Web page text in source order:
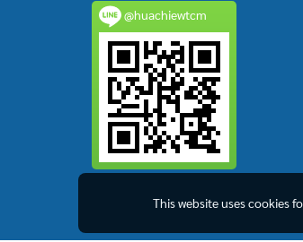
@huachiewtcm
This website uses cookies